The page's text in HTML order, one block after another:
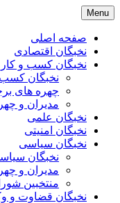
Skip
to
content
Menu
صفحه اصلی
نخبگان اقتصادی
نخبگان کسب و کار
نخبگان کسب
چهره های
مدیران و
نخبگان علمی
نخبگان امنیتی
نخبگان سیاسی
نخبگان
مدیران و
منتخبین
نخبگان قضاوت و